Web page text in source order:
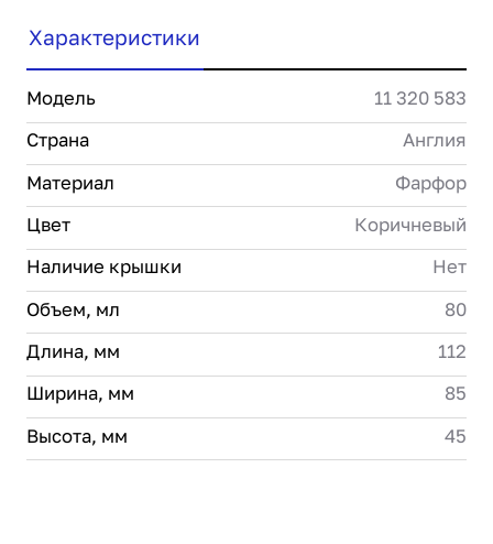
Характеристики
Модель
11 320 583
Страна
Англия
Материал
Фарфор
Цвет
Коричневый
Наличие крышки
Нет
Объем, мл
80
Длина, мм
112
Ширина, мм
85
Высота, мм
45